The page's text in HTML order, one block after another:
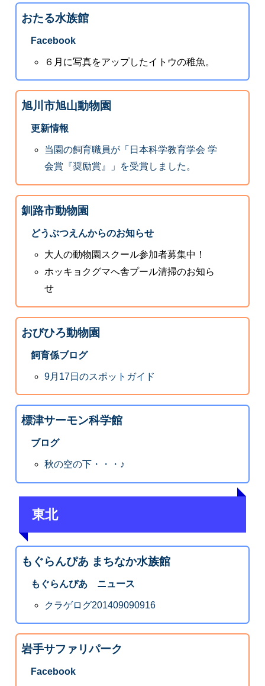
おたる水族館
Facebook
６月に写真をアップしたイトウの稚魚。
旭川市旭山動物園
更新情報
当園の飼育職員が「日本科学教育学会 学
会賞『奨励賞』」を受賞しました。
釧路市動物園
どうぶつえんからのお知らせ
大人の動物園スクール参加者募集中！
ホッキョクグマへ舎プール清掃のお知ら
せ
おびひろ動物園
飼育係ブログ
9月17日のスポットガイド
標津サーモン科学館
ブログ
秋の空の下・・・♪
東北
もぐらんぴあ まちなか水族館
もぐらんぴあ ニュース
クラゲログ201409090916
岩手サファリパーク
Facebook